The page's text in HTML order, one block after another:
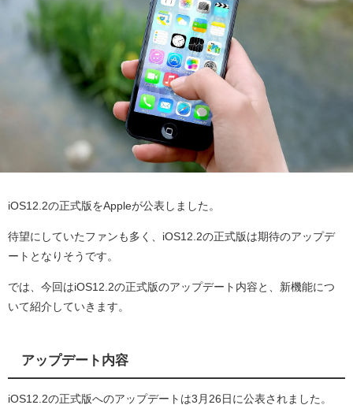
iOS12.2の正式版をAppleが公表しました。
待望にしていたファンも多く、iOS12.2の正式版は期待のアップデ
ートとなりそうです。
では、今回はiOS12.2の正式版のアップデート内容と、新機能につ
いて紹介していきます。
アップデート内容
iOS12.2の正式版へのアップデートは3月26日に公表されました。